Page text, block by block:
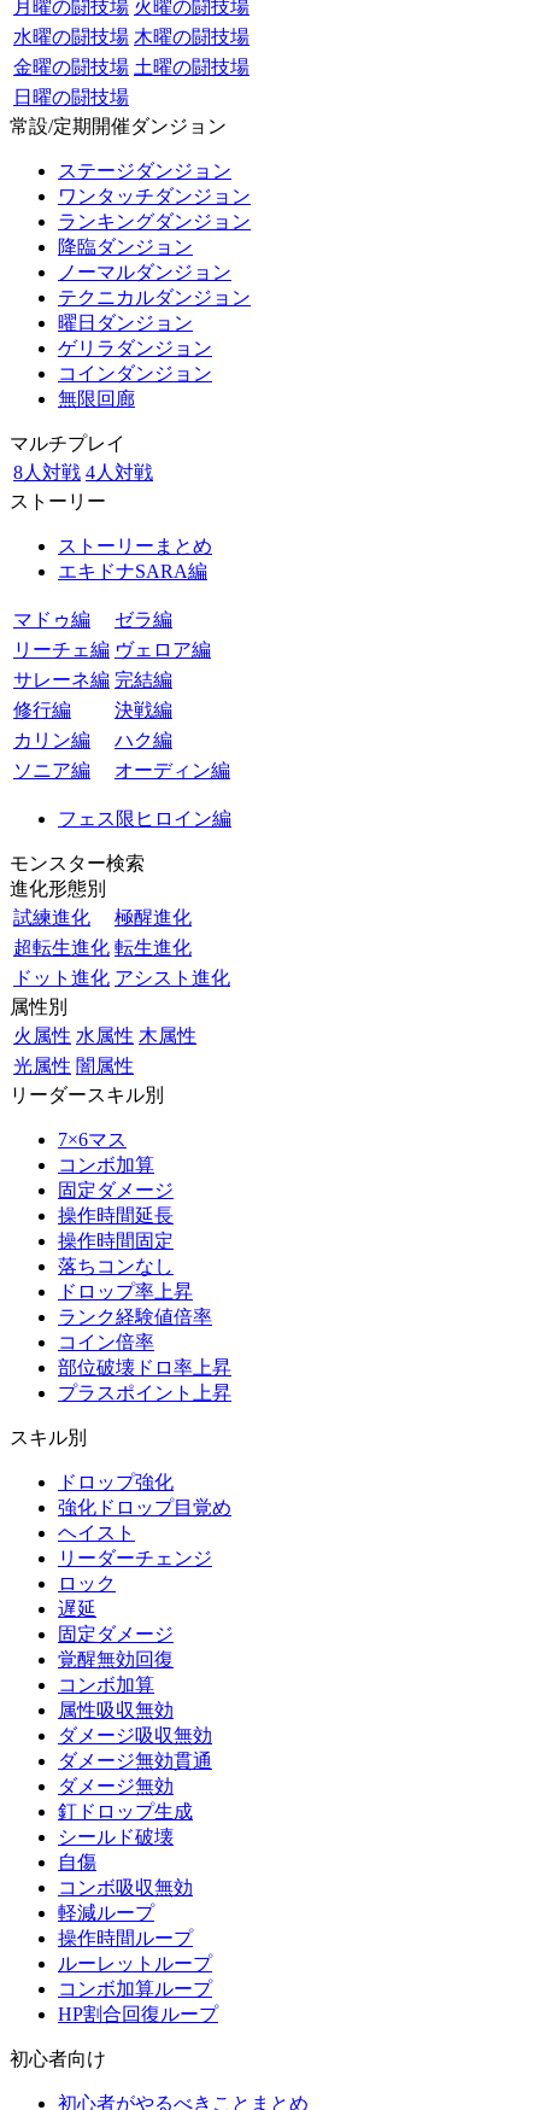
月曜の闘技場 火曜の闘技場
水曜の闘技場 木曜の闘技場
金曜の闘技場 土曜の闘技場
日曜の闘技場
常設/定期開催ダンジョン
ステージダンジョン
ワンタッチダンジョン
ランキングダンジョン
降臨ダンジョン
ノーマルダンジョン
テクニカルダンジョン
曜日ダンジョン
ゲリラダンジョン
コインダンジョン
無限回廊
マルチプレイ
8人対戦 4人対戦
ストーリー
ストーリーまとめ
エキドナSARA編
マドゥ編
ゼラ編
リーチェ編 ヴェロア編
サレーネ編 完結編
修行編
決戦編
カリン編
ハク編
ソニア編
オーディン編
フェス限ヒロイン編
モンスター検索
進化形態別
試練進化
極醒進化
超転生進化 転生進化
ドット進化 アシスト進化
属性別
火属性 水属性 木属性
光属性 闇属性
リーダースキル別
7×6マス
コンボ加算
固定ダメージ
操作時間延長
操作時間固定
落ちコンなし
ドロップ率上昇
ランク経験値倍率
コイン倍率
部位破壊ドロ率上昇
プラスポイント上昇
スキル別
ドロップ強化
強化ドロップ目覚め
ヘイスト
リーダーチェンジ
ロック
遅延
固定ダメージ
覚醒無効回復
コンボ加算
属性吸収無効
ダメージ吸収無効
ダメージ無効貫通
ダメージ無効
釘ドロップ生成
シールド破壊
自傷
コンボ吸収無効
軽減ループ
操作時間ループ
ルーレットループ
コンボ加算ループ
HP割合回復ループ
初心者向け
初心者がやるべきことまとめ